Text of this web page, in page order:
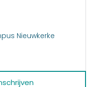
Nieuwkerke